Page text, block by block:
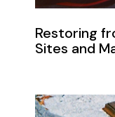
Restoring
Sites and